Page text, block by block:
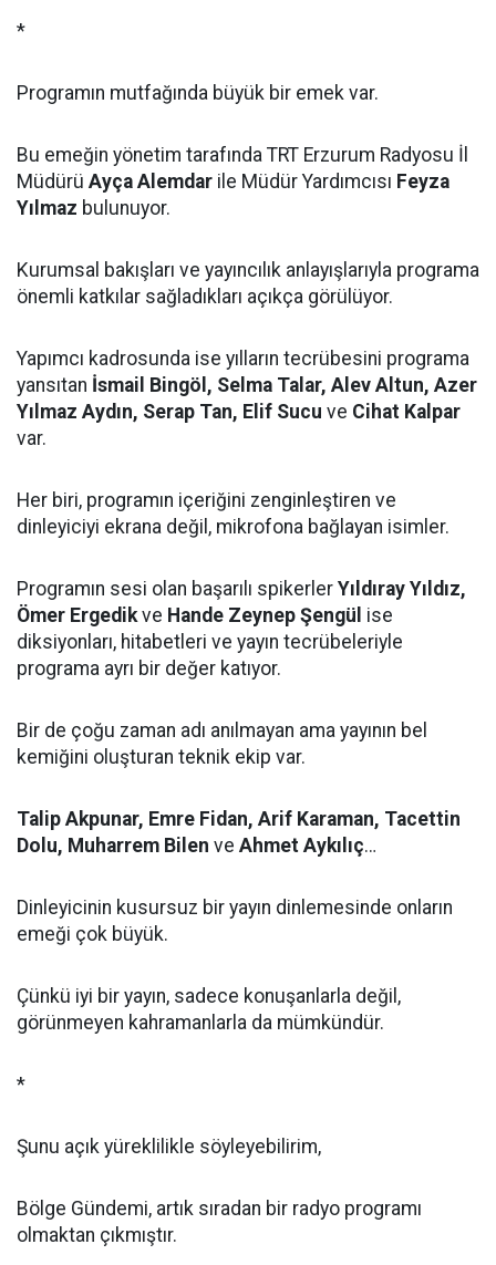
*
Programın mutfağında büyük bir emek var.
Bu emeğin yönetim tarafında TRT Erzurum Radyosu İl
Müdürü Ayça Alemdar ile Müdür Yardımcısı Feyza
Yılmaz bulunuyor.
Kurumsal bakışları ve yayıncılık anlayışlarıyla programa
önemli katkılar sağladıkları açıkça görülüyor.
Yapımcı kadrosunda ise yılların tecrübesini programa
yansıtan İsmail Bingöl, Selma Talar, Alev Altun, Azer
Yılmaz Aydın, Serap Tan, Elif Sucu ve Cihat Kalpar
var.
Her biri, programın içeriğini zenginleştiren ve
dinleyiciyi ekrana değil, mikrofona bağlayan isimler.
Programın sesi olan başarılı spikerler Yıldıray Yıldız,
Ömer Ergedikve Hande Zeynep Şengül ise
diksiyonları, hitabetleri ve yayın tecrübeleriyle
programa ayrı bir değer katıyor.
Bir de çoğu zaman adı anılmayan ama yayının bel
kemiğini oluşturan teknik ekip var.
Talip Akpunar, Emre Fidan, Arif Karaman, Tacettin
Dolu, Muharrem Bilen ve Ahmet Aykılıç…
Dinleyicinin kusursuz bir yayın dinlemesinde onların
emeği çok büyük.
Çünkü iyi bir yayın, sadece konuşanlarla değil,
görünmeyen kahramanlarla da mümkündür.
*
Şunu açık yüreklilikle söyleyebilirim,
Bölge Gündemi, artık sıradan bir radyo programı
olmaktan çıkmıştır.